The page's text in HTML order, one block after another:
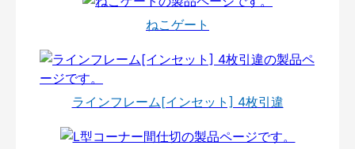
ねこゲート
ラインフレーム[インセット] 4枚引違